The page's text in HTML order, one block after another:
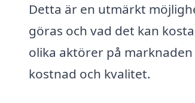
Detta är en utmärkt
göras och vad det kan
olika aktörer på
kostnad och kvalitet.